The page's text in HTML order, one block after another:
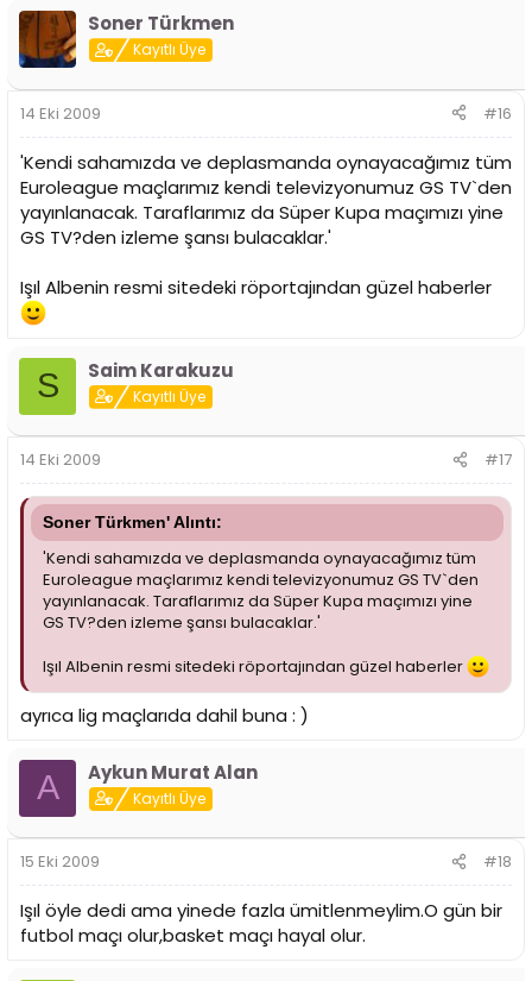
Soner Türkmen
Kayıtlı Üye
14 Eki 2009 #16
'Kendi sahamızda ve deplasmanda oynayacağımız tüm
Euroleague maçlarımız kendi televizyonumuz GS TV`den
yayınlanacak. Taraflarımız da Süper Kupa maçımızı yine
GS TV?den izleme şansı bulacaklar.'
Işıl Albenin resmi sitedeki röportajından güzel haberler
S Saim Karakuzu
Kayıtlı Üye
14 Eki 2009 #17
Soner Türkmen' Alıntı:
'Kendi sahamızda ve deplasmanda oynayacağımız tüm
Euroleague maçlarımız kendi televizyonumuz GS TV`den
yayınlanacak. Taraflarımız da Süper Kupa maçımızı yine
GS TV?den izleme şansı bulacaklar.'
Işıl Albenin resmi sitedeki röportajından güzel haberler
ayrıca lig maçlarıda dahil buna : )
A Aykun Murat Alan
Kayıtlı Üye
15 Eki 2009 #18
Işıl öyle dedi ama yinede fazla ümitlenmeylim.O gün bir
futbol maçı olur,basket maçı hayal olur.